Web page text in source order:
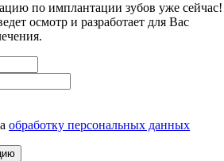
по имплантации зубов уже сейчас!
осмотр и разработает для Вас
обработку персональных данных